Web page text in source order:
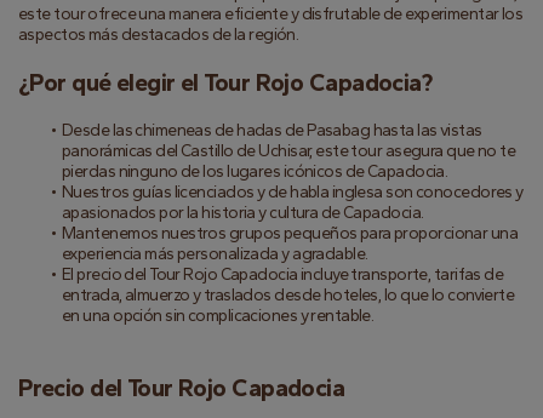
este tour ofrece una manera eficiente y disfrutable de experimentar los
aspectos más destacados de la región.
¿Por qué elegir el Tour Rojo Capadocia?
Desde las chimeneas de hadas de Pasabag hasta las vistas
panorámicas del Castillo de Uchisar, este tour asegura que no te
pierdas ninguno de los lugares icónicos de Capadocia.
Nuestros guías licenciados y de habla inglesa son conocedores y
apasionados por la historia y cultura de Capadocia.
Mantenemos nuestros grupos pequeños para proporcionar una
experiencia más personalizada y agradable.
El precio del Tour Rojo Capadocia incluye transporte, tarifas de
entrada, almuerzo y traslados desde hoteles, lo que lo convierte
en una opción sin complicaciones y rentable.
Precio del Tour Rojo Capadocia